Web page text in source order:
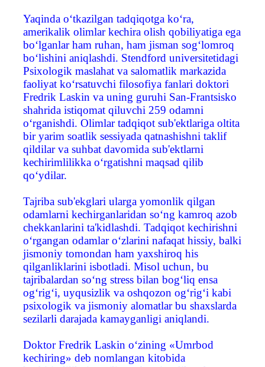
Yaqinda o‘tkazilgan tadqiqotga ko‘ra,
amerikalik olimlar kechira olish qobiliyatiga ega
bo‘lganlar ham ruhan, ham jisman sog‘lomroq
bo‘lishini aniqlashdi. Stendford universitetidagi
Psixologik maslahat va salomatlik markazida
faoliyat ko‘rsatuvchi filosofiya fanlari doktori
Fredrik Laskin va uning guruhi San-Frantsisko
shahrida istiqomat qiluvchi 259 odamni
o‘rganishdi. Olimlar tadqiqot sub'ektlariga oltita
bir yarim soatlik sessiyada qatnashishni taklif
qildilar va suhbat davomida sub'ektlarni
kechirimlilikka o‘rgatishni maqsad qilib
qo‘ydilar.
Tajriba sub'ekglari ularga yomonlik qilgan
odamlarni kechirganlaridan so‘ng kamroq azob
chekkanlarini ta'kidlashdi. Tadqiqot kechirishni
o‘rgangan odamlar o‘zlarini nafaqat hissiy, balki
jismoniy tomondan ham yaxshiroq his
qilganliklarini isbotladi. Misol uchun, bu
tajribalardan so‘ng stress bilan bog‘liq ensa
og‘rig‘i, uyqusizlik va oshqozon og‘rig‘i kabi
psixologik va jismoniy alomatlar bu shaxslarda
sezilarli darajada kamayganligi aniqlandi.
Doktor Fredrik Laskin o‘zining «Umrbod
kechiring» deb nomlangan kitobida